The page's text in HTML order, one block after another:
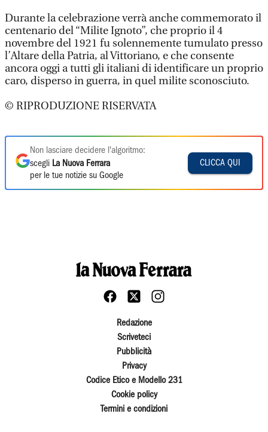
Durante la celebrazione verrà anche commemorato il
centenario del “Milite Ignoto”, che proprio il 4
novembre del 1921 fu solennemente tumulato presso
l’Altare della Patria, al Vittoriano, e che consente
ancora oggi a tutti gli italiani di identificare un proprio
caro, disperso in guerra, in quel milite sconosciuto.
© RIPRODUZIONE RISERVATA
Non lasciare decidere l'algoritmo:
scegli La Nuova Ferrara
per le tue notizie su Google
CLICCA QUI
Redazione
Scriveteci
Pubblicità
Privacy
Codice Etico e Modello 231
Cookie policy
Termini e condizioni